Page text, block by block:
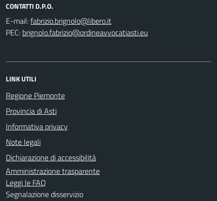
CONTATTI D.P.O.
E-mail:
PEC:
LINK UTILI
Regione Piemonte
Provincia di Asti
Informativa privacy
Note legali
Dichiarazione di accessibilità
Amministrazione trasparente
Leggi le FAQ
Segnalazione disservizio